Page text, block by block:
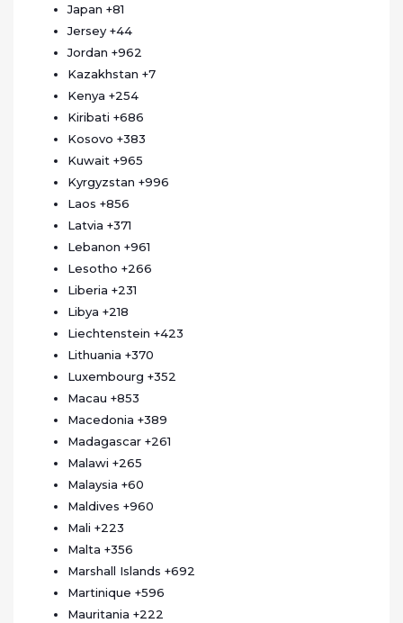
Japan +81
Jersey +44
Jordan +962
Kazakhstan +7
Kenya +254
Kiribati +686
Kosovo +383
Kuwait +965
Kyrgyzstan +996
Laos +856
Latvia +371
Lebanon +961
Lesotho +266
Liberia +231
Libya +218
Liechtenstein +423
Lithuania +370
Luxembourg +352
Macau +853
Macedonia +389
Madagascar +261
Malawi +265
Malaysia +60
Maldives +960
Mali +223
Malta +356
Marshall Islands +692
Martinique +596
Mauritania +222